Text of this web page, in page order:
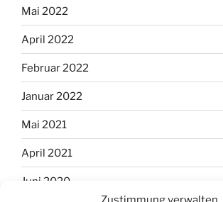
Mai 2022
April 2022
Februar 2022
Januar 2022
Mai 2021
April 2021
Juni 2020